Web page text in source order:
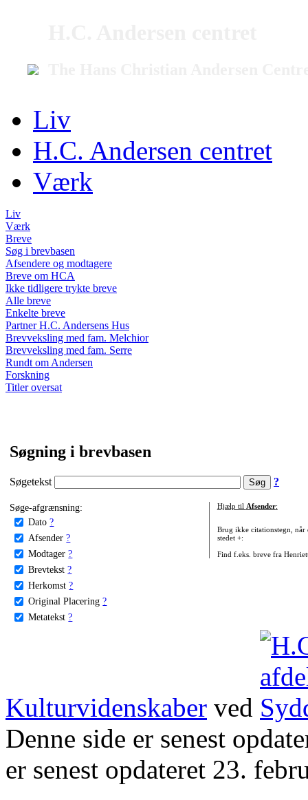
Liv
H.C. Andersen centret
Værk
Liv
Værk
Breve
Søg i brevbasen
Afsendere og modtagere
Breve om HCA
Ikke tidligere trykte breve
Alle breve
Enkelte breve
Partner H.C. Andersens Hus
Brevveksling med fam. Melchior
Brevveksling med fam. Serre
Rundt om Andersen
Forskning
Titler oversat
Søgning i brevbasen
Søgetekst ?
Søge-afgrænsning:
Dato ?
Afsender ?
Modtager ?
Brevtekst ?
Herkomst ?
Original Placering ?
Metatekst ?
Hjælp til Afsender:
Brug ikke citationstegn, når
stedet +:
Find f.eks. breve fra
Kulturvidenskaber ved
Denne side er senest
er senest opdateret 23.